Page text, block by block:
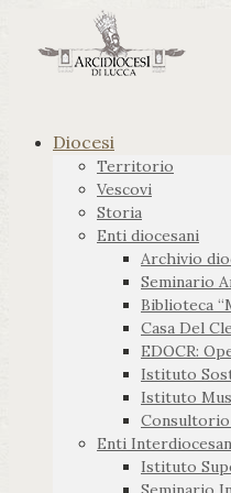
Diocesi
Territorio
Vescovi
Storia
Enti diocesani
Archivio
Seminario
Biblioteca
Casa Del
EDOCR:
Istituto
Istituto
Consultorio
Enti
Istituto